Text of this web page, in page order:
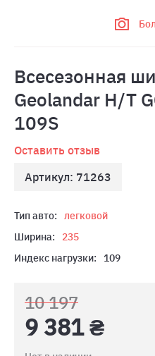
Всесезонная
Geolandar H/T
109S
Оставить отзыв
Артикул: 71263
Тип авто: легковой
Ширина:
235
Индекс нагрузки:
109
10 197
9 381 ₴